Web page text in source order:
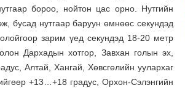
бороо, нойтон цас орно. Нутгийн
бусад нутгаар баруун өмнөөс секундэд
зарим үед секундэд 18-20 метр
Дархадын хотгор, Завхан голын эх,
Алтай, Хангай, Хөвсгөлийн уулархаг
+13…+18 градус, Орхон-Сэлэнгийн